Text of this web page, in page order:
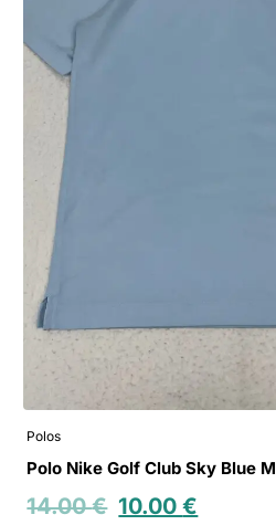
Polos
Polo Nike Golf Club Sky Blue M
14.00€ 10.00€